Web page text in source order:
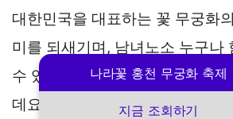
나라꽃 홍천 무궁화 축제
지금 조회하기
대한민국을 대표하는 꽃 무궁화
미를 되새기며, 남녀노소 누구나
수 있는 다채로운 문화예술의 장
데요.